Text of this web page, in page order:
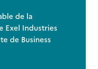
de la
Exel Industries
de Business